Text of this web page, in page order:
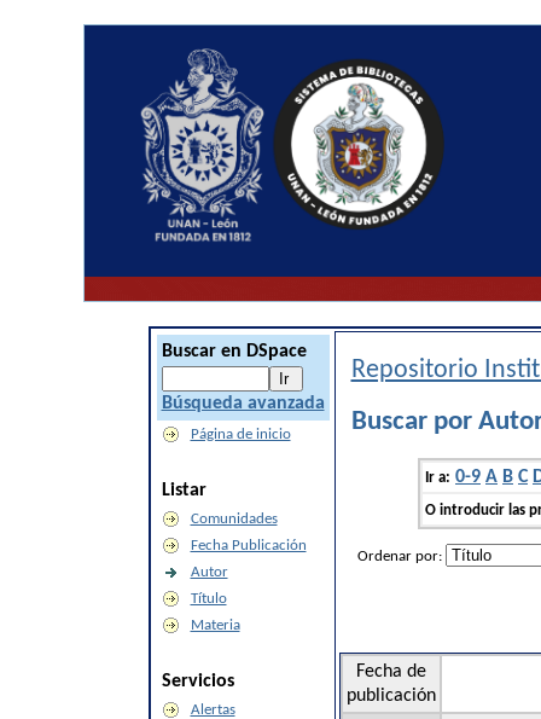
Buscar en DSpace
Búsqueda avanzada
Página de inicio
Listar
Comunidades
Fecha Publicación
Autor
Título
Materia
Servicios
Alertas
Repositorio
Buscar por
Ir a: 0-9 A B C
O introducir las
Ordenar por:
Fecha de
publicación